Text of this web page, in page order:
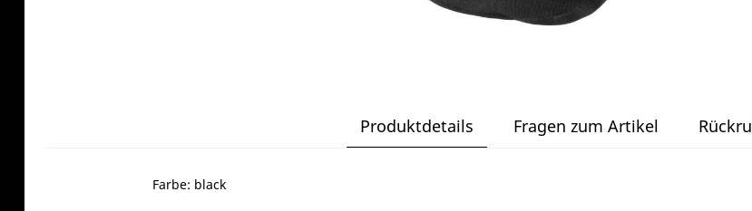
Produktdetails Fragen zum Artikel
Farbe: black